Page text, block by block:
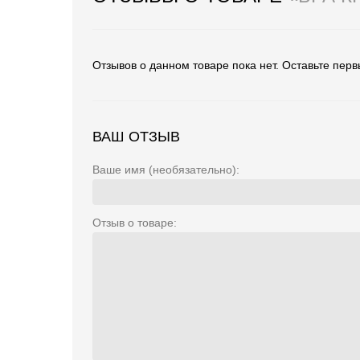
Отзывов о данном товаре пока нет. Оставьте
ВАШ ОТЗЫВ
Ваше имя (необязательно):
Отзыв о товаре: